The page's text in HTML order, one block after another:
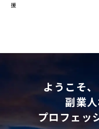
援
ようこそ
副業
プロフェッ